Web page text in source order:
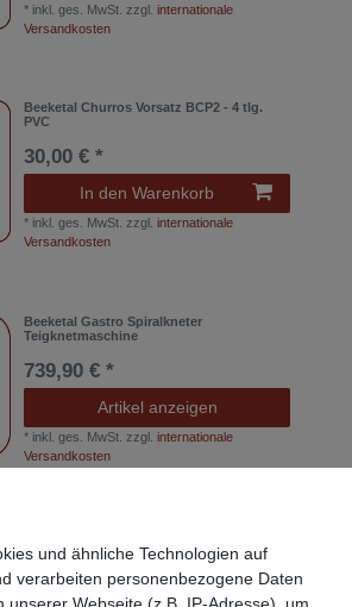
* inkl. ges. MwSt. zzgl.internationale
Versandkosten
Beeketal Churros Vorsatz BCP2 - 4 tlg.
PVC
30,00 € *
In den Warenkorb
* inkl. ges. MwSt. zzgl.internationale
Versandkosten
Beeketal Gastro Spiralkneter
Teigknetmaschine
739,90 € *
Artikel anzeigen
* inkl. ges. MwSt. zzgl.internationale
Versandkosten
Kornmühle
94,90 € *
und ähnliche Technologien auf
verarbeiten personenbezogene Daten
unserer Webseite (z.B. IP-Adresse), um